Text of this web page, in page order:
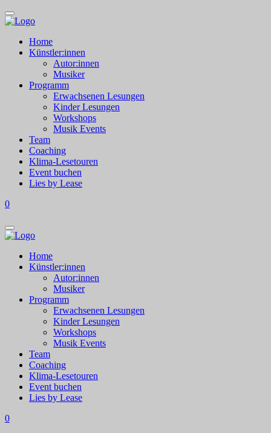
Home
Künstler:innen
Autor:innen
Musiker
Programm
Erwachsenen Lesungen
Kinder Lesungen
Workshops
Musik Events
Team
Coaching
Klima-Lesetouren
Event buchen
Lies by Lease
0
Home
Künstler:innen
Autor:innen
Musiker
Programm
Erwachsenen Lesungen
Kinder Lesungen
Workshops
Musik Events
Team
Coaching
Klima-Lesetouren
Event buchen
Lies by Lease
0